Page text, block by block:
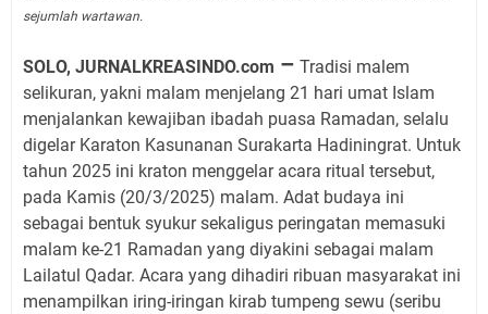
sejumlah wartawan.
SOLO, JURNALKREASINDO.com – Tradisi malem
selikuran, yakni malam menjelang 21 hari umat Islam
menjalankan kewajiban ibadah puasa Ramadan, selalu
digelar Karaton Kasunanan Surakarta Hadiningrat. Untuk
tahun 2025 ini kraton menggelar acara ritual tersebut,
pada Kamis (20/3/2025) malam. Adat budaya ini
sebagai bentuk syukur sekaligus peringatan memasuki
malam ke-21 Ramadan yang diyakini sebagai malam
Lailatul Qadar. Acara yang dihadiri ribuan masyarakat ini
menampilkan iring-iringan kirab tumpeng sewu (seribu